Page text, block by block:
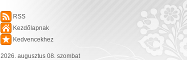
RSS
Kezdőlapnak
Kedvencekhez
2026. augusztus 08. szombat